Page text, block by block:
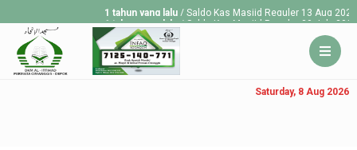
1 tahun yang lalu/ Saldo Kas Masjid Reguler 13 Aug 2025 Rp
1 tahun yang lalu/ Saldo Kas Masjid Reguler 30 July 2025 Rp
1 tahun yang lalu/ Saldo Kas Masjid Reguler 23 July 2025 Rp
Saturday, 8 Aug 2026